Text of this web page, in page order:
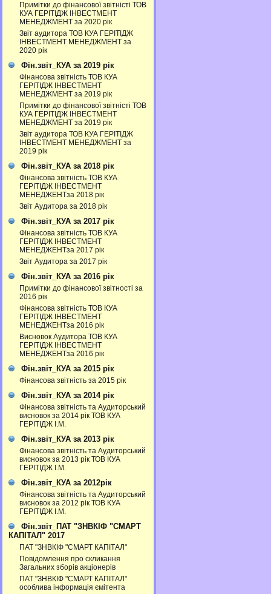
Примітки до фінансової звітністі ТОВ
КУА ГЕРІТІДЖ ІНВЕСТМЕНТ
МЕНЕДЖМЕНТ за 2020 рік
Звіт аудитора ТОВ КУА ГЕРІТІДЖ
ІНВЕСТМЕНТ МЕНЕДЖМЕНТ за
2020 рік
Фін.звіт_КУА за 2019 рік
Фінансова звітність ТОВ КУА
ГЕРІТІДЖ ІНВЕСТМЕНТ
МЕНЕДЖМЕНТ за 2019 рік
Примітки до фінансової звітністі ТОВ
КУА ГЕРІТІДЖ ІНВЕСТМЕНТ
МЕНЕДЖМЕНТ за 2019 рік
Звіт аудитора ТОВ КУА ГЕРІТІДЖ
ІНВЕСТМЕНТ МЕНЕДЖМЕНТ за
2019 рік
Фін.звіт_КУА за 2018 рік
Фінансова звітність ТОВ КУА
ГЕРІТІДЖ ІНВЕСТМЕНТ
МЕНЕДЖЕНТза 2018 рік
Звіт Аудитора за 2018 рік
Фін.звіт_КУА за 2017 рік
Фінансова звітність ТОВ КУА
ГЕРІТІДЖ ІНВЕСТМЕНТ
МЕНЕДЖЕНТза 2017 рік
Звіт Аудитора за 2017 рік
Фін.звіт_КУА за 2016 рік
Примітки до фінансової звітності за
2016 рік
Фінансова звітність ТОВ КУА
ГЕРІТІДЖ ІНВЕСТМЕНТ
МЕНЕДЖЕНТза 2016 рік
Висновок Аудитора ТОВ КУА
ГЕРІТІДЖ ІНВЕСТМЕНТ
МЕНЕДЖЕНТза 2016 рік
Фін.звіт_КУА за 2015 рік
Фінансова звітність за 2015 рік
Фін.звіт_КУА за 2014 рік
Фінансова звітність та Аудиторський
висновок за 2014 рік ТОВ КУА
ГЕРІТІДЖ І.М.
Фін.звіт_КУА за 2013 рік
Фінансова звітність та Аудиторський
висновок за 2013 рік ТОВ КУА
ГЕРІТІДЖ І.М.
Фін.звіт_КУА за 2012рік
Фінансова звітність та Аудиторський
висновок за 2012 рік ТОВ КУА
ГЕРІТІДЖ І.М.
Фін.звіт_ПАТ "ЗНВКІФ "СМАРТ
КАПІТАЛ" 2017
ПАТ "ЗНВКІФ "СМАРТ КАПІТАЛ"
Повідомлення про скликання
Загальних зборів акціонерів
ПАТ "ЗНВКІФ "СМАРТ КАПІТАЛ"
особлива інформація ємітента